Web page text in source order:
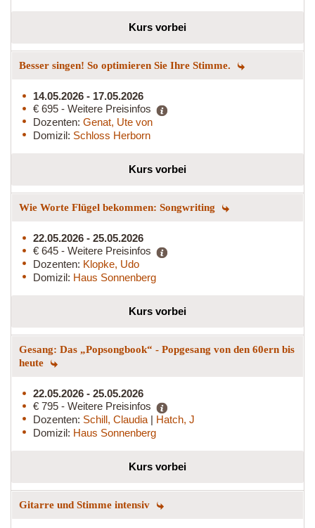
Kurs vorbei
Besser singen! So optimieren Sie Ihre Stimme.
14.05.2026 - 17.05.2026
€ 695 - Weitere Preisinfos
Dozenten: Genat, Ute von
Domizil: Schloss Herborn
Kurs vorbei
Wie Worte Flügel bekommen: Songwriting
22.05.2026 - 25.05.2026
€ 645 - Weitere Preisinfos
Dozenten: Klopke, Udo
Domizil: Haus Sonnenberg
Kurs vorbei
Gesang: Das „Popsongbook“ - Popgesang von den 60ern bis
heute
22.05.2026 - 25.05.2026
€ 795 - Weitere Preisinfos
Dozenten: Schill, Claudia | Hatch, J
Domizil: Haus Sonnenberg
Kurs vorbei
Gitarre und Stimme intensiv